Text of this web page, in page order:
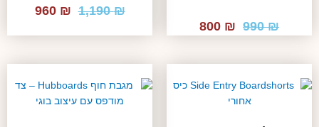
₪
990
המחיר
₪
המחיר
₪
1,190
המחיר
₪ 1,190.
₪
960
₪ 960.